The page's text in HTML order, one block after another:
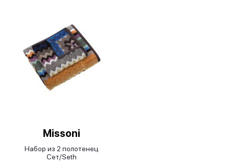
Missoni
Набор из 2 полотенец
Сет/Seth